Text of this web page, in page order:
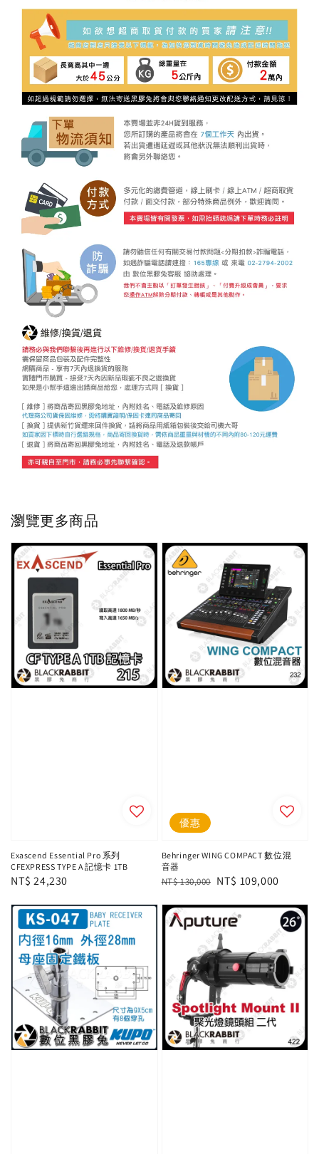
瀏覽更多商品
Exascend Essential Pro 系列
CFEXPRESS TYPE A 記憶卡 1TB
Regular
NT$ 24,230
優惠
Behringer WING COMPACT 數位混
音器
Regular
NT$ 130,000 Sale
NT$ 109,000